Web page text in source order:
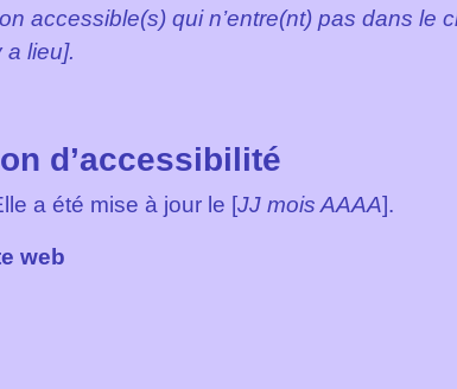
accessible(s) qui n’entre(nt) pas dans le
a lieu].
d’accessibilité
a été mise à jour le [JJ mois AAAA].
web